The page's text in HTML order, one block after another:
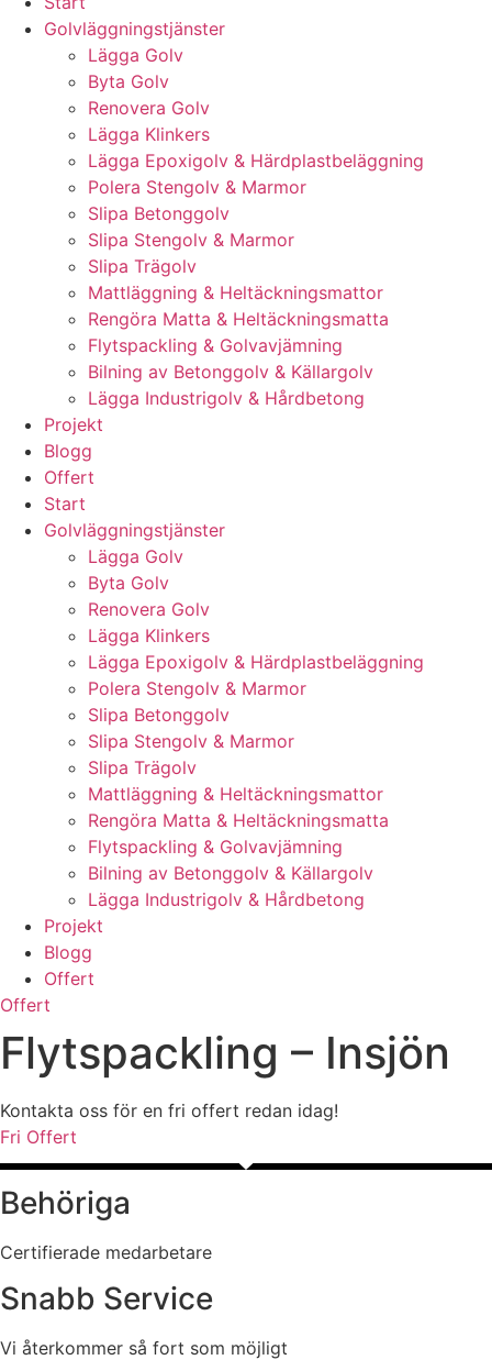
Golvläggningstjänster
Lägga Golv
Byta Golv
Renovera Golv
Lägga Klinkers
Lägga Epoxigolv & Härdplastbeläggning
Polera Stengolv & Marmor
Slipa Betonggolv
Slipa Stengolv & Marmor
Slipa Trägolv
Mattläggning & Heltäckningsmattor
Rengöra Matta & Heltäckningsmatta
Flytspackling & Golvavjämning
Bilning av Betonggolv & Källargolv
Lägga Industrigolv & Hårdbetong
Projekt
Blogg
Offert
Start
Golvläggningstjänster
Lägga Golv
Byta Golv
Renovera Golv
Lägga Klinkers
Lägga Epoxigolv & Härdplastbeläggning
Polera Stengolv & Marmor
Slipa Betonggolv
Slipa Stengolv & Marmor
Slipa Trägolv
Mattläggning & Heltäckningsmattor
Rengöra Matta & Heltäckningsmatta
Flytspackling & Golvavjämning
Bilning av Betonggolv & Källargolv
Lägga Industrigolv & Hårdbetong
Projekt
Blogg
Offert
Offert
Flytspackling – Insjön
Kontakta oss för en fri offert redan idag!
Fri Offert
Behöriga
Certifierade medarbetare
Snabb Service
Vi återkommer så fort som möjligt